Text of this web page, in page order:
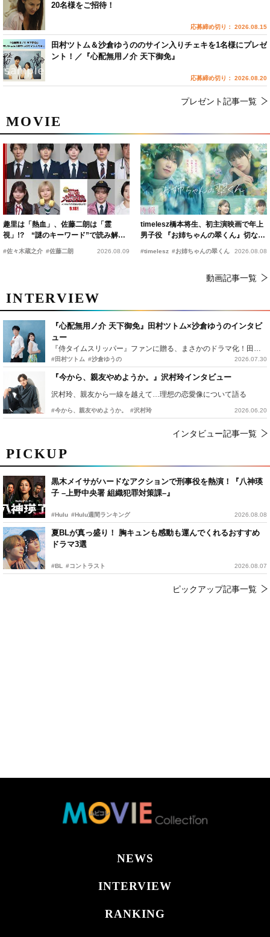
PICKUP
黒木メイサがハードなアクションで刑事役を熱演！『八神瑛
子 –上野中央署 組織犯罪対策課–』
#Hulu #Hulu週間ランキング 2026.08.08
夏BLが真っ盛り！ 胸キュンも感動も運んでくれるおすすめ
ドラマ3選
#BL #コントラスト 2026.08.07
ピックアップ記事一覧
MOVIE
趣里は「熱血」、佐藤二朗は「霊
視」!? “謎のキーワード”で読み解く
『踊る大捜査線 N.E.W.』新メンバー
#佐々木蔵之介 #佐藤二朗 2026.08.09
timelesz橋本将生、初主演映画で年上
男子役 『お姉ちゃんの翠くん』切ない
恋の幕開けを予感
#timelesz #お姉ちゃんの翠くん 2026.08.08
動画記事一覧
INTERVIEW
『心配無用ノ介 天下御免』田村ツトム×沙倉ゆうのインタビ
ュー
『侍タイムスリッパー』ファンに贈る、まさかのドラマ化！田村ツトム×沙倉ゆうのが語る『心配無用ノ介』撮影秘話
#田村ツトム #沙倉ゆうの 2026.07.30
『今から、親友やめようか。』沢村玲インタビュー
沢村玲、親友から一線を越えて…理想の恋愛像について語る
#今から、親友やめようか。 #沢村玲 2026.06.20
インタビュー記事一覧
20名様をご招待！
応募締め切り： 2026.08.15
田村ツトム＆沙倉ゆうののサイン入りチェキを1名様にプレゼ
ント！／『心配無用ノ介 天下御免』
応募締め切り： 2026.08.20
プレゼント記事一覧
NEWS
INTERVIEW
RANKING